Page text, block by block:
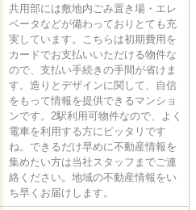
共用部には敷地内ごみ置き場・エレ
ベータなどが備わっておりとても充
実しています。こちらは初期費用を
カードでお支払いいただける物件な
ので、支払い手続きの手間が省けま
す。造りとデザインに関して、自信
をもって情報を提供できるマンショ
ンです。2駅利用可物件なので、よく
電車を利用する方にピッタリです
ね。できるだけ早めに不動産情報を
集めたい方は当社スタッフまでご連
絡ください。地域の不動産情報をい
ち早くお届けします。